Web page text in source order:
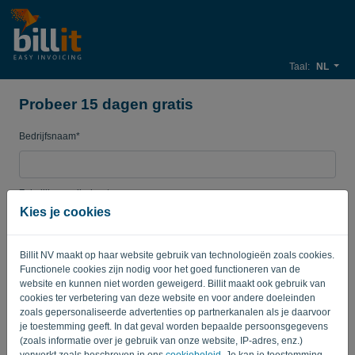
Kies je cookies
Billit NV maakt op haar website gebruik van technologieën zoals cookies.
Functionele cookies zijn nodig voor het goed functioneren van de
website en kunnen niet worden geweigerd. Billit maakt ook gebruik van
cookies ter verbetering van deze website en voor andere doeleinden
zoals gepersonaliseerde advertenties op partnerkanalen als je daarvoor
je toestemming geeft. In dat geval worden bepaalde persoonsgegevens
(zoals informatie over je gebruik van onze website, IP-adres, enz.)
Taal: NL
Probeer 15 dagen gratis
Bedrijfsnaam*
Zakelijk e-mailadres*
Wachtwoord
Land